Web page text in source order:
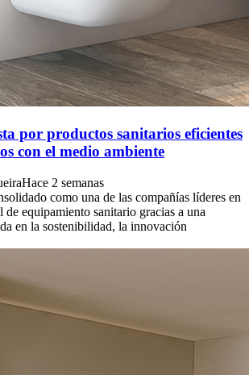
por productos sanitarios eficientes
con el medio ambiente
Hace 2 semanas
como una de las compañías líderes en
de equipamiento sanitario gracias a una
en la sostenibilidad, la innovación